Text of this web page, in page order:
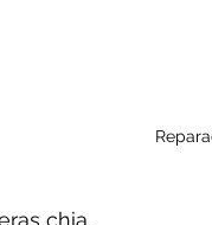
chia.